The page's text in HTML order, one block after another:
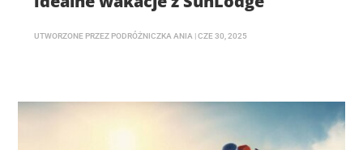
UTWORZONE PRZEZ PODRÓŻNICZKA ANIA |CZE 30, 2025